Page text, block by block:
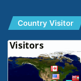
Country Visitor